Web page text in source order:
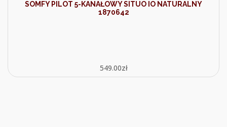
SOMFY PILOT 5-KANAŁOWY SITUO IO NATURALNY
1870642
549.00zł